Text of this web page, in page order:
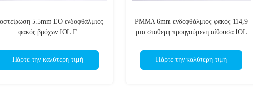
5.5mm EO ενδοφθάλμιος
φακός βρόχων IOL Γ
Πάρτε την καλύτερη τιμή
PMMA 6mm ενδοφθάλμιος φακός 114,9
μια σταθερή προηγούμενη αίθουσα IOL
Πάρτε την καλύτερη τιμή